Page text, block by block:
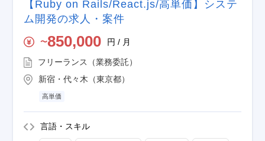
【Ruby on Rails/React.js/高単価】システ
ム開発の求人・案件
〜850,000 円 / 月
フリーランス（業務委託）
新宿・代々木（東京都）
高単価
言語・スキル